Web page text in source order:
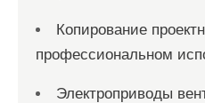
Копирование
профессиональном
Электроприводы